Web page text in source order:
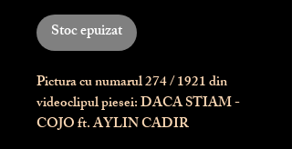
Stoc epuizat
Pictura cu numarul274/ 1921 din
videoclipul piesei: DACA STIAM -
COJO ft. AYLIN CADIR